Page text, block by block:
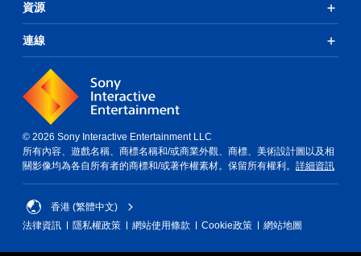
資源
連線
© 2026 Sony Interactive Entertainment LLC
所有內容、遊戲名稱、商標名稱和/或商業外觀、商標、美術設計圖以及相
關影像均為各自所有者的商標和/或著作權素材。保留所有權利。 詳細資訊
香港 (繁體中文)
法律資訊
隱私權政策 網站使用條款 Cookie政策 網站地圖